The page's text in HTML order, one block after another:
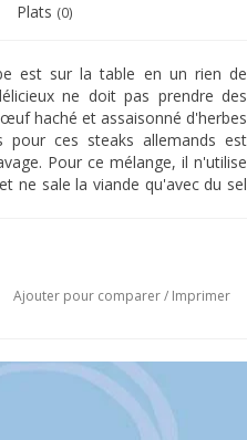
Plats (0)
est sur la table en un rien de
ne doit pas prendre des
haché et assaisonné d'herbes
pour ces steaks allemands est
Pour ce mélange, il n'utilise
ne sale la viande qu'avec du sel
Jamaïque et sel marin celtique.
Ajouter pour comparer/ Imprimer